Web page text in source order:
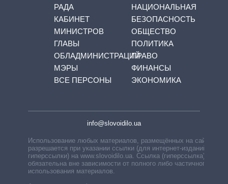
РАДА
КАБИНЕТ
МИНИСТРОВ
ГЛАВЫ
ОБЛАДМИНИСТРАЦИЙ
МЭРЫ
ВСЕ ПЕРСОНЫ
НАЦИОНАЛЬНАЯ
БЕЗОПАСНОСТЬ
ОБЩЕСТВО
ПОЛИТИКА
ПРАВО
ФИНАНСЫ
ЭКОНОМИКА
info@slovoidilo.ua
Использование любых материалов, размещённых на сайте,
разрешается при указании ссылки (для интернет-изданий —
гиперссылки) на www.slovoidilo.ua. Ссылка (гиперссылка)
обязательна вне зависимости от полного либо частичного
использования материалов.